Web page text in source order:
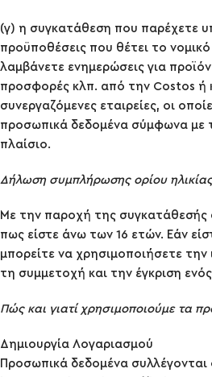
(γ) η συγκατάθεση που παρέχετε
προϋποθέσεις που θέτει το
λαμβάνετε ενημερώσεις για
προσφορές κλπ. από την Costos ή
συνεργαζόμενες εταιρείες, οι
προσωπικά δεδομένα σύμφωνα με
πλαίσιο.
Δήλωση συμπλήρωσης ορίου ηλικίας
Με την παροχή της
πως είστε άνω των 16 ετών. Εάν
μπορείτε να χρησιμοποιήσετε την
τη συμμετοχή και την έγκριση
Πώς και γιατί χρησιμοποιούμε τα
Δημιουργία Λογαριασμού
Προσωπικά δεδομένα συλλέγονται